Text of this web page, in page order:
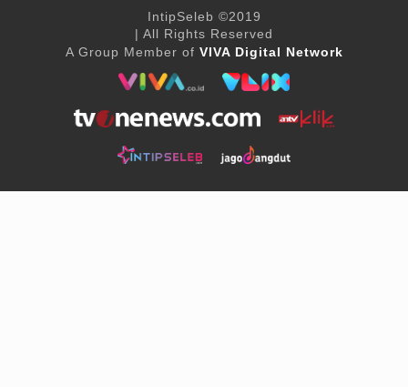
IntipSeleb ©2019
| All Rights Reserved
A Group Member of VIVA Digital Network